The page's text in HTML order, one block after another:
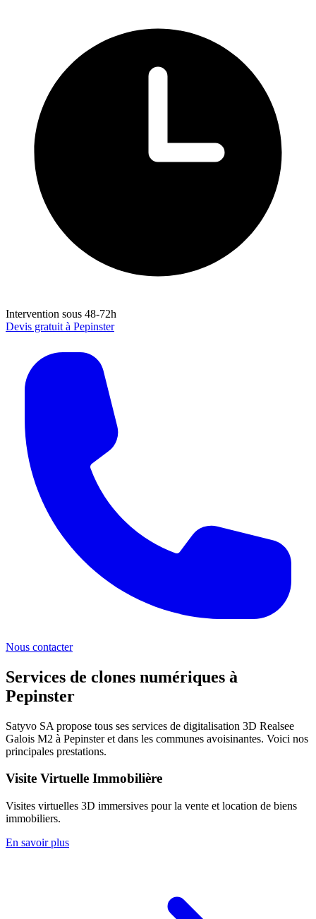
Intervention sous 48-72h
Devis gratuit à Pepinster
Nous contacter
Services de clones numériques à
Pepinster
Satyvo SA propose tous ses services de digitalisation 3D Realsee
Galois M2 à Pepinsteret dans les communes avoisinantes. Voici nos
principales prestations.
Visite Virtuelle Immobilière
Visites virtuelles 3D immersives pour la vente et location de biens
immobiliers.
En savoir plus